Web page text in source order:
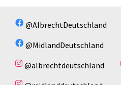
@AlbrechtDeutschland
@MidlandDeutschland
@albrechtdeutschland